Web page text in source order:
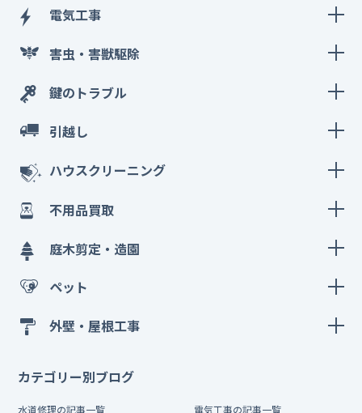
電気工事
害虫・害獣駆除
鍵のトラブル
引越し
ハウスクリーニング
不用品買取
庭木剪定・造園
ペット
外壁・屋根工事
カテゴリー別ブログ
水道修理の記事一覧 電気工事の記事一覧